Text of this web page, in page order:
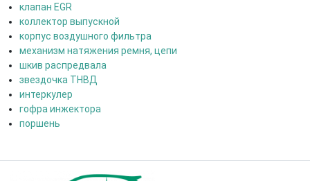
клапан EGR
коллектор выпускной
корпус воздушного фильтра
механизм натяжения ремня, цепи
шкив распредвала
звездочка ТНВД
интеркулер
гофра инжектора
поршень